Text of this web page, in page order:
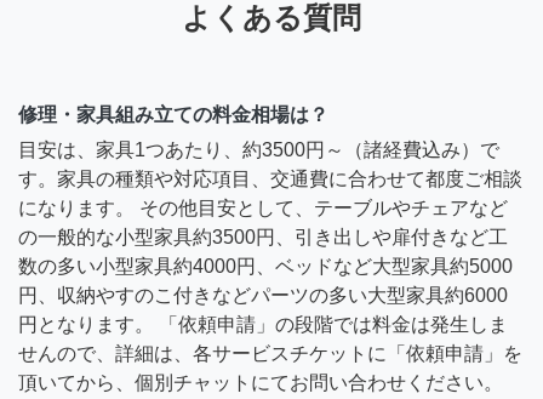
よくある質問
修理・家具組み立ての料金相場は？
目安は、家具1つあたり、約3500円～（諸経費込み）で
す。家具の種類や対応項目、交通費に合わせて都度ご相談
になります。 その他目安として、テーブルやチェアなど
の一般的な小型家具約3500円、引き出しや扉付きなど工
数の多い小型家具約4000円、ベッドなど大型家具約5000
円、収納やすのこ付きなどパーツの多い大型家具約6000
円となります。 「依頼申請」の段階では料金は発生しま
せんので、詳細は、各サービスチケットに「依頼申請」を
頂いてから、個別チャットにてお問い合わせください。